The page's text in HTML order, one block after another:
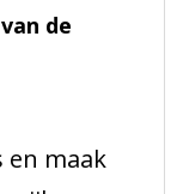
de
en maak